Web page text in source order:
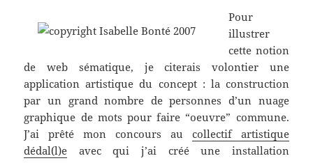
Pour
illustrer
cette notion
de web sématique, je citerais volontier une
application artistique du concept : la construction
par un grand nombre de personnes d’un nuage
graphique de mots pour faire “oeuvre” commune.
J’ai prêté mon concours au collectif artistique
dédal(l)e avec qui j’ai créé une installation